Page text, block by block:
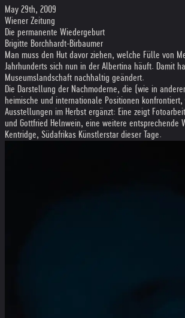
May 29th, 2009
Wiener Zeitung
Die permanente Wiedergeburt
Brigitte Borchhardt-Birbaumer
Man muss den Hut davor ziehen, welche Fülle von
Jahrhunderts sich nun in der Albertina häuft. Damit
Museumslandschaft nachhaltig geändert.
Die Darstellung der Nachmoderne, die (wie in
heimische und internationale Positionen konfrontiert,
Ausstellungen im Herbst ergänzt: Eine zeigt
und Gottfried Helnwein, eine weitere entsprechende
Kentridge, Südafrikas Künstlerstar dieser Tage.